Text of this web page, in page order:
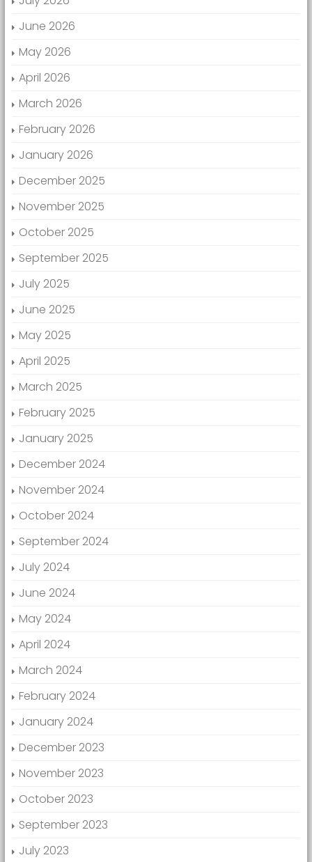
June 2026
May 2026
April 2026
March 2026
February 2026
January 2026
December 2025
November 2025
October 2025
September 2025
July 2025
June 2025
May 2025
April 2025
March 2025
February 2025
January 2025
December 2024
November 2024
October 2024
September 2024
July 2024
June 2024
May 2024
April 2024
March 2024
February 2024
January 2024
December 2023
November 2023
October 2023
September 2023
July 2023